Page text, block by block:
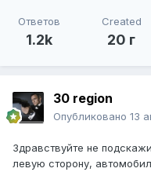
Ответов
1.2k
Created
20 г
30 region
Опубликовано 13
Здравствуйте не
левую сторону,